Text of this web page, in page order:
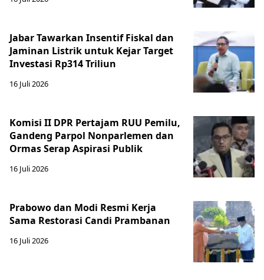
Jabar Tawarkan Insentif Fiskal dan
Jaminan Listrik untuk Kejar Target
Investasi Rp314 Triliun
16 Juli 2026
Komisi II DPR Pertajam RUU Pemilu,
Gandeng Parpol Nonparlemen dan
Ormas Serap Aspirasi Publik
16 Juli 2026
Prabowo dan Modi Resmi Kerja
Sama Restorasi Candi Prambanan
16 Juli 2026